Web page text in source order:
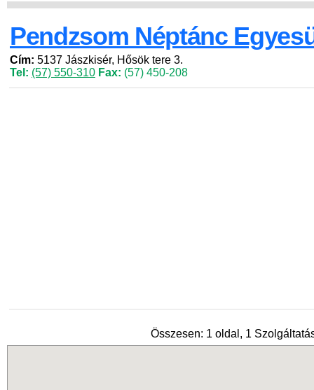
Pendzsom Néptánc
Cím: 5137 Jászkisér, Hősök tere 3.
Tel: (57) 550-310 Fax: (57) 450-208
Összesen: 1 oldal, 1